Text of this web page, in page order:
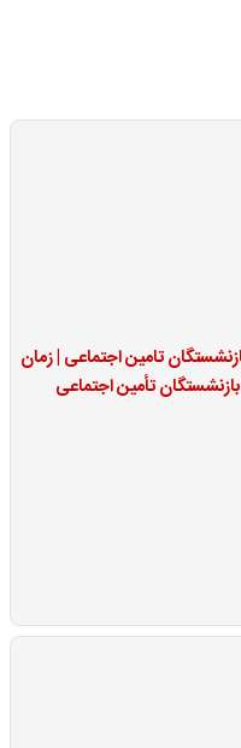
تامین اجتماعی | زمان
تأمین اجتماعی